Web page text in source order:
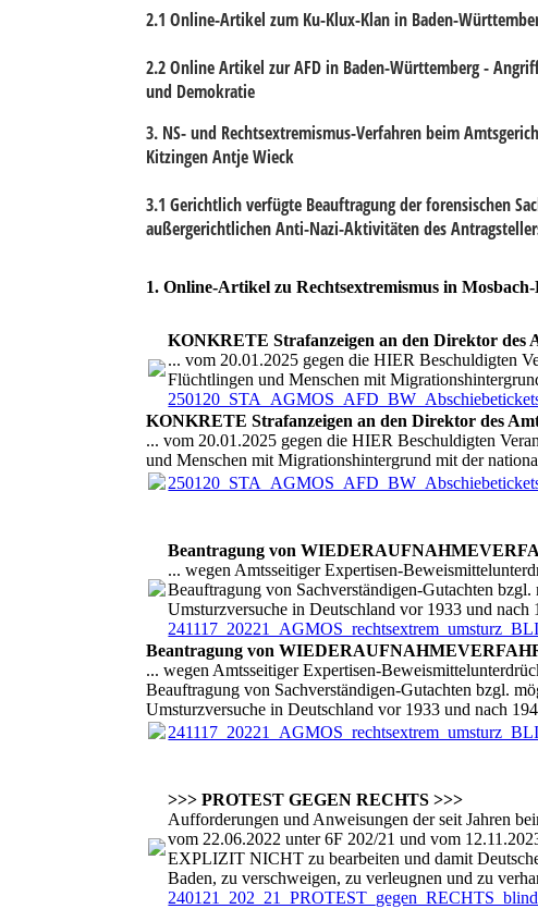
2.1 Online-Artikel zum Ku-Klux-Klan in Baden-
2.2 Online Artikel zur AFD in Baden-Württemberg -
und Demokratie
3. NS- und Rechtsextremismus-Verfahren beim
Kitzingen Antje Wieck
3.1 Gerichtlich verfügte Beauftragung der forensischen
außergerichtlichen Anti-Nazi-Aktivitäten des
1. Online-Artikel zu Rechtsextremismus in Mosbach-
KONKRETE Strafanzeigen an den Direktor des
... vom 20.01.2025 gegen die HIER Beschuldigten
Flüchtlingen und Menschen mit
KONKRETE Strafanzeigen an den Direktor des
... vom 20.01.2025 gegen die HIER Beschuldigten
und Menschen mit Migrationshintergrund mit der
Beantragung von
... wegen Amtsseitiger Expertisen-
Beauftragung von Sachverständigen-Gutachten
Umsturzversuche in Deutschland vor 1933 und
Beantragung von
... wegen Amtsseitiger Expertisen-
Beauftragung von Sachverständigen-Gutachten bzgl.
Umsturzversuche in Deutschland vor 1933 und nach
>>> PROTEST GEGEN RECHTS >>>
Aufforderungen und Anweisungen der seit Jahren
vom 22.06.2022 unter 6F 202/21 und vom
EXPLIZIT NICHT zu bearbeiten und damit
Baden, zu verschweigen, zu verleugnen und zu